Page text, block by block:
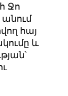
Ջո
անում
հայ
և